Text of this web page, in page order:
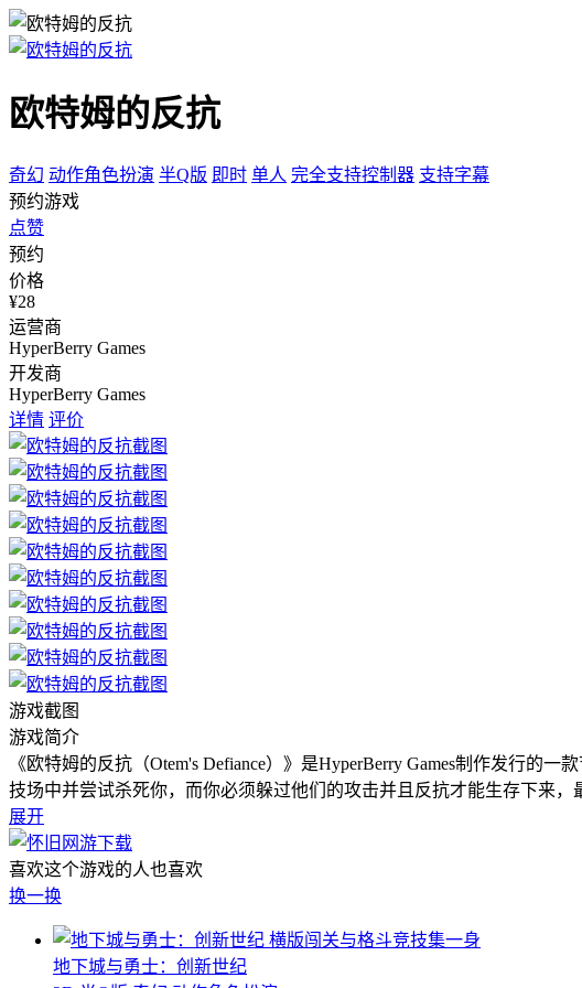
欧特姆的反抗
奇幻 动作角色扮演 半Q版 即时 单人 完全支持控制器 支持字幕
预约游戏
点赞
预约
价格
¥28
运营商
HyperBerry Games
开发商
HyperBerry Games
详情 评价
游戏截图
游戏简介
《欧特姆的反抗（Otem's Defiance）》是HyperBerry Games制作发行
技场中并尝试杀死你，而你必须躲过他们的攻击并且反抗才能生存下来，
展开
喜欢这个游戏的人也喜欢
换一换
横版闯关与格斗竞技集一身
地下城与勇士：创新世纪